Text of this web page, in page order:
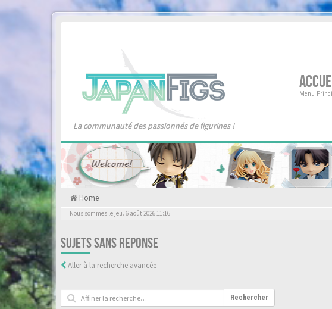
La communauté des passionnés de figurines !
Menu
Home
Nous sommes le jeu. 6 août 2026 11:16
SUJETS SANS REPONSE
Aller à la recherche avancée
Rechercher